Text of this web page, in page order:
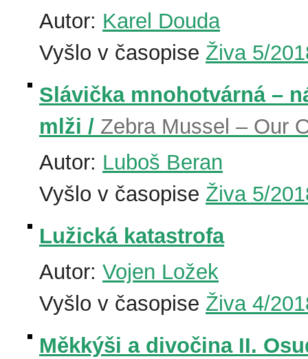
Autor: Karel Douda
Vyšlo v časopise Živa 5/
Slávička mnohotvárná –
mlži / Zebra Mussel – Our
Autor: Luboš Beran
Vyšlo v časopise Živa 5/
Lužická katastrofa
Autor: Vojen Ložek
Vyšlo v časopise Živa 4/
Měkkýši a divočina II.